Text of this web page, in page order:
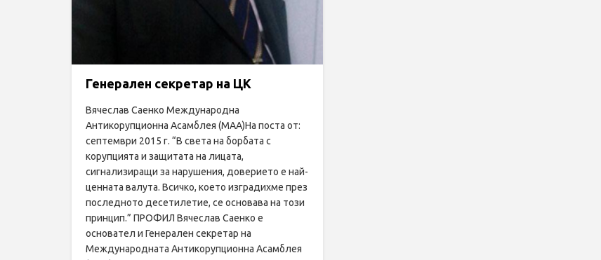
Генерален секретар на ЦК
Вячеслав Саенко Международна
Антикорупционна Асамблея (МАА)На поста от:
септември 2015 г. “В света на борбата с
корупцията и защитата на лицата,
сигнализиращи за нарушения, доверието е най-
ценната валута. Всичко, което изградихме през
последното десетилетие, се основава на този
принцип.” ПРОФИЛ Вячеслав Саенко е
основател и Генерален секретар на
Международната Антикорупционна Асамблея